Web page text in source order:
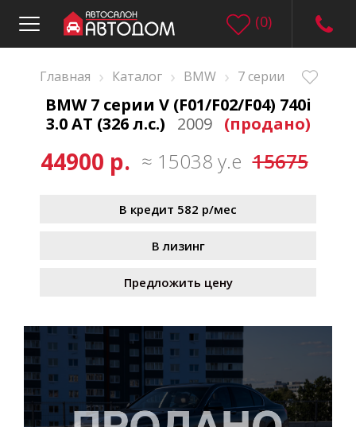
(0)
Главная › Каталог › BMW › 7 серии
BMW 7 серии V (F01/F02/F04) 740i
3.0 AT (326 л.с.)
2009 (продано)
44900 р. ≈ 15038 у.е 15675
В кредит 582 р/мес
В лизинг
Предложить цену